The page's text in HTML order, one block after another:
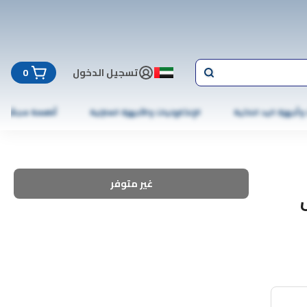
تسجيل الدخول 0
اليد الذكية الإلكترونيات والأجهزة المنزلية أطعمة مجمّدة
غير متوفر